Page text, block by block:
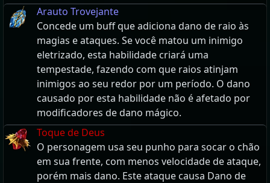
Arauto Trovejante
Concede um buff que adiciona dano de raio às
magias e ataques. Se você matou um inimigo
eletrizado, esta habilidade criará uma
tempestade, fazendo com que raios atinjam
inimigos ao seu redor por um período. O dano
causado por esta habilidade não é afetado por
modificadores de dano mágico.
Toque de Deus
O personagem usa seu punho para socar o chão
em sua frente, com menos velocidade de ataque,
porém mais dano. Este ataque causa Dano de